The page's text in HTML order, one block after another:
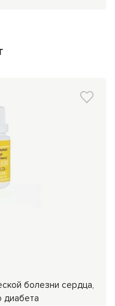
болезни сердца,
диабета